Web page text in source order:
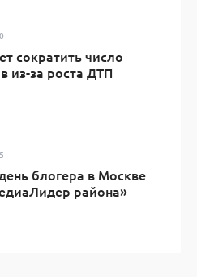
сократить число
из-за роста ДТП
блогера в Москве
района»